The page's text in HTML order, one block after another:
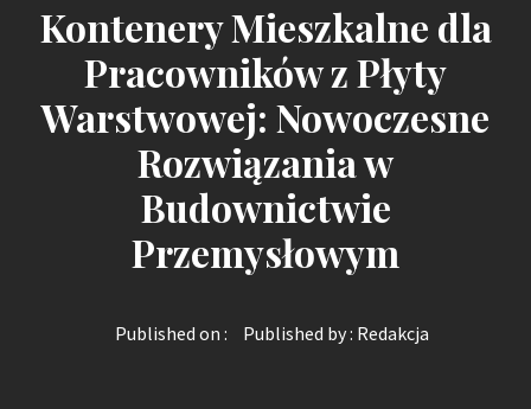
Kontenery Mieszkalne dla
Pracowników z Płyty
Warstwowej: Nowoczesne
Rozwiązania w
Budownictwie
Przemysłowym
Published on : Published by : Redakcja